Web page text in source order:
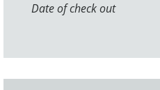
Date of check out